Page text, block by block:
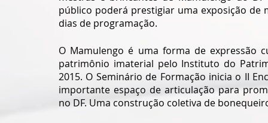
público poderá prestigiar uma exposição de
dias de programação.
O Mamulengo é uma forma de expressão
patrimônio imaterial pelo Instituto do
2015. O Seminário de Formação inicia o II
importante espaço de articulação para
no DF. Uma construção coletiva de